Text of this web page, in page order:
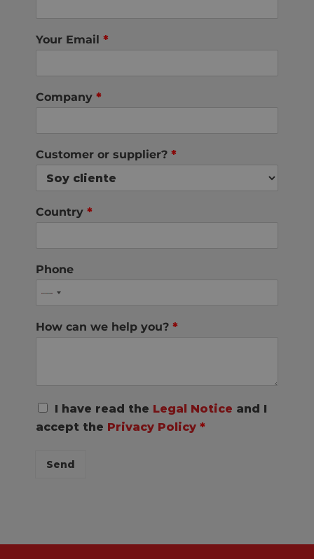
Your Email *
Company *
Customer or supplier? *
Country *
Phone
How can we help you? *
R
P
t
I have read the Legal Notice and I
accept the Privacy Policy *
Send